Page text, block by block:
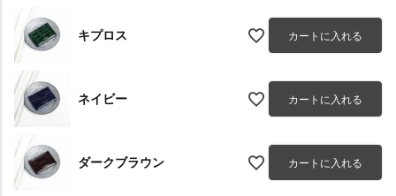
キプロス カートに入れる
ネイビー カートに入れる
ダークブラウン カートに入れる